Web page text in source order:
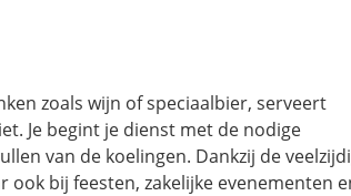
zoals wijn of speciaalbier, serveert
Je begint je dienst met de nodige
van de koelingen. Dankzij de
bij feesten, zakelijke evenementen